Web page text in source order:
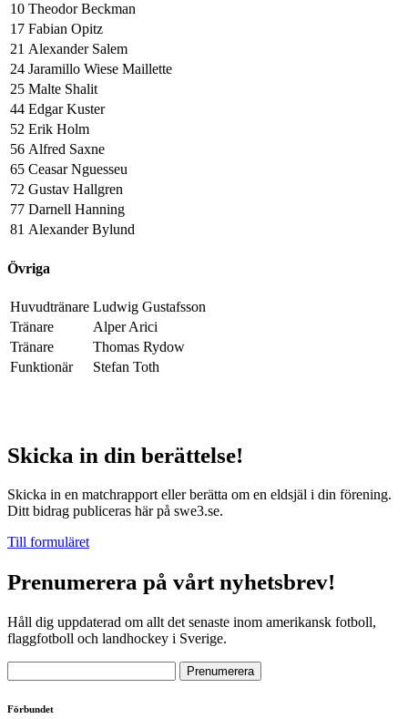
10 Theodor Beckman
17 Fabian Opitz
21 Alexander Salem
24 Jaramillo Wiese Maillette
25 Malte Shalit
44 Edgar Kuster
52 Erik Holm
56 Alfred Saxne
65 Ceasar Nguesseu
72 Gustav Hallgren
77 Darnell Hanning
81 Alexander Bylund
Övriga
Huvudtränare Ludwig Gustafsson
Tränare
Alper Arici
Tränare
Thomas Rydow
Funktionär
Stefan Toth
Skicka in din berättelse!
Skicka in en matchrapport eller berätta om en eldsjäl i din förening.
Ditt bidrag publiceras här på swe3.se.
Till formuläret
Prenumerera på vårt nyhetsbrev!
Håll dig uppdaterad om allt det senaste inom amerikansk fotboll,
flaggfotboll och landhockey i Sverige.
Förbundet